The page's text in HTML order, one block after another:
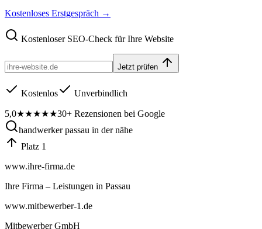
Kostenloses Erstgespräch →
Kostenloser SEO-Check für Ihre Website
Jetzt prüfen
Kostenlos Unverbindlich
5,0★★★★★30+ Rezensionen bei Google
handwerker passau in der nähe
Platz 1
www.ihre-firma.de
Ihre Firma – Leistungen in Passau
www.mitbewerber-1.de
Mitbewerber GmbH